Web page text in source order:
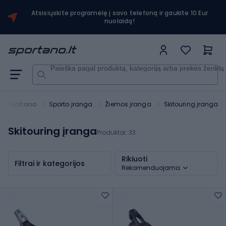
Atsisiųskite programėlę į savo telefoną ir gaukite 10 Eur
nuolaidą!
Paieška pagal produktą, kategoriją arba prekės ženklą
Sportano Sporto įranga Žiemos įranga Skitouring įranga
Skitouring įrangaProduktai: 33
Filtrai ir kategorijos Rikiuoti
Rekomenduojama